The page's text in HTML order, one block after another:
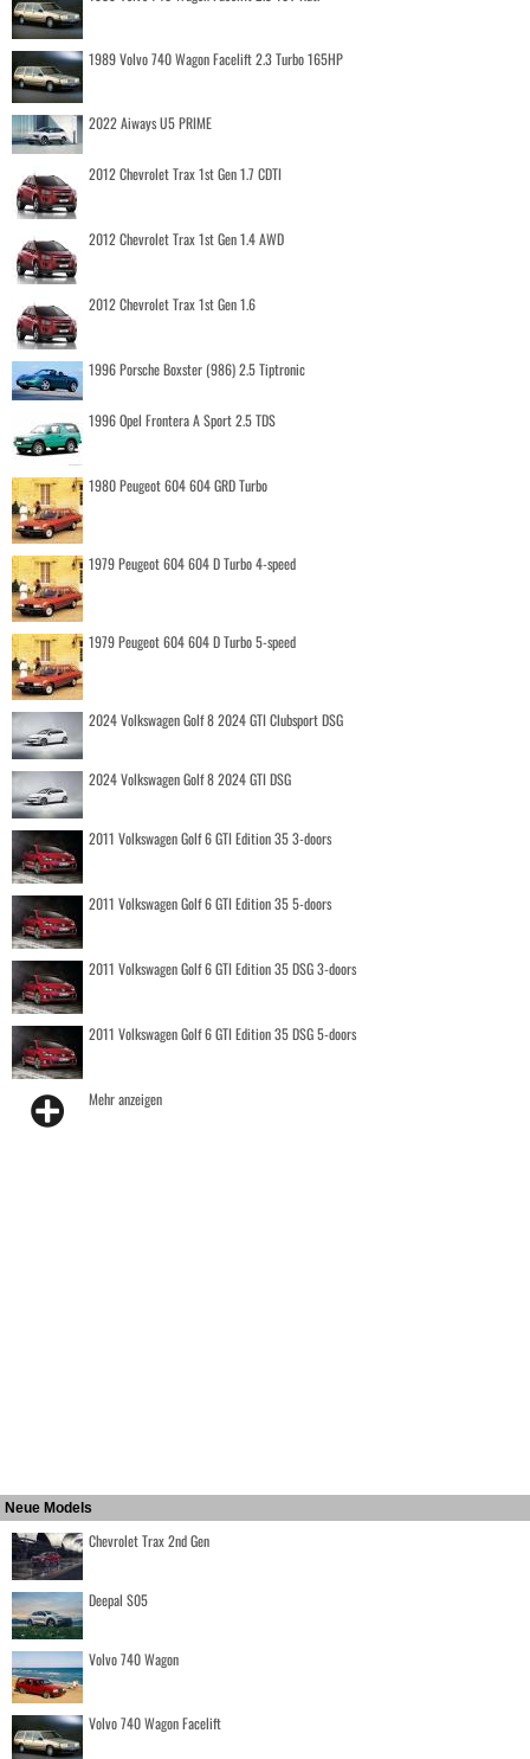
1989 Volvo 740 Wagon Facelift 2.3 Turbo 165HP
2022 Aiways U5 PRIME
2012 Chevrolet Trax 1st Gen 1.7 CDTI
2012 Chevrolet Trax 1st Gen 1.4 AWD
2012 Chevrolet Trax 1st Gen 1.6
1996 Porsche Boxster (986) 2.5 Tiptronic
1996 Opel Frontera A Sport 2.5 TDS
1980 Peugeot 604 604 GRD Turbo
1979 Peugeot 604 604 D Turbo 4-speed
1979 Peugeot 604 604 D Turbo 5-speed
2024 Volkswagen Golf 8 2024 GTI Clubsport DSG
2024 Volkswagen Golf 8 2024 GTI DSG
2011 Volkswagen Golf 6 GTI Edition 35 3-doors
2011 Volkswagen Golf 6 GTI Edition 35 5-doors
2011 Volkswagen Golf 6 GTI Edition 35 DSG 3-doors
2011 Volkswagen Golf 6 GTI Edition 35 DSG 5-doors
Mehr anzeigen
Neue Models
Chevrolet Trax 2nd Gen
Deepal S05
Volvo 740 Wagon
Volvo 740 Wagon Facelift